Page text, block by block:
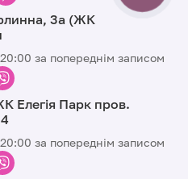
3а (ЖК
за попереднім записом
Елегія Парк пров.
за попереднім записом